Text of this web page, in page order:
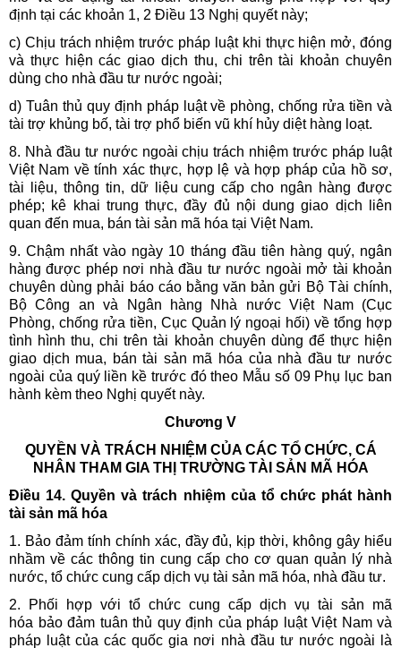
định tại các khoản 1, 2 Điều 13 Nghị quyết này;
c) Chịu trách nhiệm trước pháp luật khi thực hiện mở, đóng
và thực hiện các giao dịch thu, chi trên tài khoản chuyên
dùng cho nhà đầu tư nước ngoài;
d) Tuân thủ quy định pháp luật về phòng, chống rửa tiền và
tài trợ khủng bố, tài trợ phổ biến vũ khí hủy diệt hàng loạt.
8. Nhà đầu tư nước ngoài chịu trách nhiệm trước pháp luật
Việt Nam về tính xác thực, hợp lệ và hợp pháp của hồ sơ,
tài liệu, thông tin, dữ liệu cung cấp cho ngân hàng được
phép; kê khai trung thực, đầy đủ nội dung giao dịch liên
quan đến mua, bán tài sản mã hóa tại Việt Nam.
9. Chậm nhất vào ngày 10 tháng đầu tiên hàng quý, ngân
hàng được phép nơi nhà đầu tư nước ngoài mở tài khoản
chuyên dùng phải báo cáo bằng văn bản gửi Bộ Tài chính,
Bộ Công an và Ngân hàng Nhà nước Việt Nam (Cục
Phòng, chống rửa tiền, Cục Quản lý ngoại hối) về tổng hợp
tình hình thu, chi trên tài khoản chuyên dùng để thực hiện
giao dịch mua, bán tài sản mã hóa của nhà đầu tư nước
ngoài của quý liền kề trước đó theo Mẫu số 09 Phụ lục ban
hành kèm theo Nghị quyết này.
Chương V
QUYỀN VÀ TRÁCH NHIỆM CỦA CÁC TỔ CHỨC, CÁ
NHÂN THAM GIA THỊ TRƯỜNG TÀI SẢN MÃ HÓA
Điều 14. Quyền và trách nhiệm của tổ chức phát hành
tài sản mã hóa
1. Bảo đảm tính chính xác, đầy đủ, kịp thời, không gây hiểu
nhầm về các thông tin cung cấp cho cơ quan quản lý nhà
nước, tổ chức cung cấp dịch vụ tài sản mã hóa, nhà đầu tư.
2. Phối hợp với tổ chức cung cấp dịch vụ tài sản mã
hóa bảo đảm tuân thủ quy định của pháp luật Việt Nam và
pháp luật của các quốc gia nơi nhà đầu tư nước ngoài là